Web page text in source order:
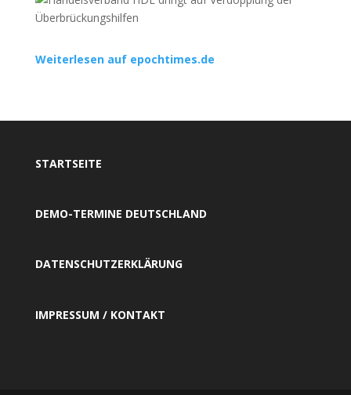
Weiterlesen auf epochtimes.de
STARTSEITE
DEMO-TERMINE DEUTSCHLAND
DATENSCHUTZERKLÄRUNG
IMPRESSUM / KONTAKT